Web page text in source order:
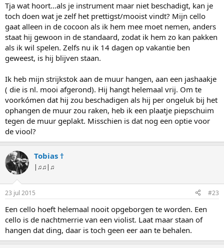
e
n
:
Tja wat hoort...als je instrument maar niet beschadigt, kan je
toch doen wat je zelf het prettigst/mooist vindt? Mijn cello
gaat alleen in de cocoon als ik hem mee moet nemen, anders
staat hij gewoon in de standaard, zodat ik hem zo kan pakken
als ik wil spelen. Zelfs nu ik 14 dagen op vakantie ben
geweest, is hij blijven staan.
Ik heb mijn strijkstok aan de muur hangen, aan een jashaakje
( die is nl. mooi afgerond). Hij hangt helemaal vrij. Om te
voorkómen dat hij zou beschadigen als hij per ongeluk bij het
ophangen de muur zou raken, heb ik een plaatje piepschuim
tegen de muur geplakt. Misschien is dat nog een optie voor
de viool?
Tobias †
|♫♫|♫
23 jul 2015 #23
Een cello hoeft helemaal nooit opgeborgen te worden. Een
cello is de nachtmerrie van een violist. Laat maar staan of
hangen dat ding, daar is toch geen eer aan te behalen.